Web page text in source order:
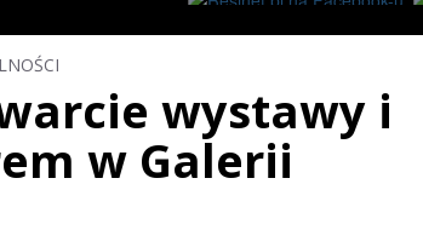
wystawy i
w Galerii